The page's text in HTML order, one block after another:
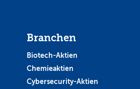
Branchen
Biotech-Aktien
Chemieaktien
Cybersecurity-Aktien